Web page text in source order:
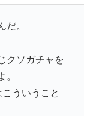
だ。
クソガチャを
。
ういうこと